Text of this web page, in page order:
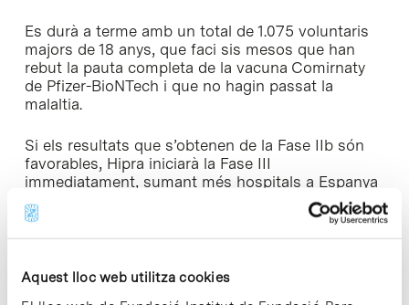
Aquest lloc web utilitza cookies
Es durà a terme amb un total de 1.075 voluntaris
majors de 18 anys, que faci sis mesos que han
rebut la pauta completa de la vacuna Comirnaty
de Pfizer-BioNTech i que no hagin passat la
malaltia.
Si els resultats que s’obtenen de la Fase IIb són
favorables, Hipra iniciarà la Fase III
immediatament, sumant més hospitals a Espanya
i a altres països europeus i amb un major nombre
de voluntaris.
desenvolupant Hipra és una vacuna de proteïna
recombinant que ha estat dissenyada per